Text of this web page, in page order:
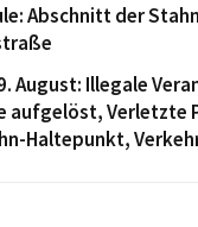
Abschnitt der
August: Illegale
aufgelöst, Verletzte
Haltepunkt,